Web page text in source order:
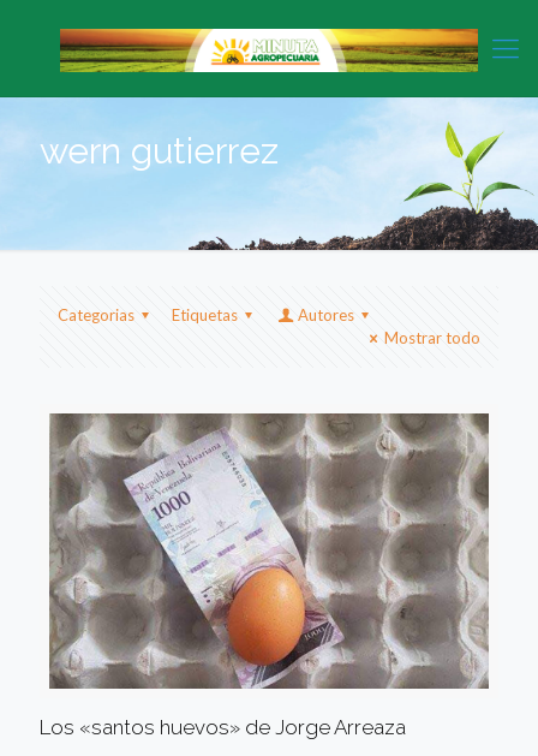
wern gutierrez
Categorias Etiquetas
Autores
Mostrar todo
Los «santos huevos» de Jorge Arreaza